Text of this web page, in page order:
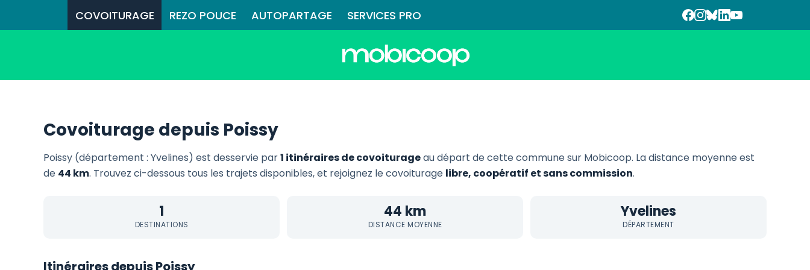
COVOITURAGE REZO POUCE AUTOPARTAGE SERVICES PRO
Covoiturage depuis Poissy
Poissy (département : Yvelines) est desservie par1 itinéraires de covoiturageau départ de cette commune sur Mobicoop. La distance moyenne est
de 44 km. Trouvez ci-dessous tous les trajets disponibles, et rejoignez le covoiturage libre, coopératif et sans commission.
1
DESTINATIONS
44 km
DISTANCE MOYENNE
Yvelines
DÉPARTEMENT
Itinéraires depuis Poissy